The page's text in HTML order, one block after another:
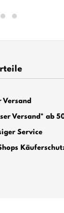
Versand
Versand* ab
Service